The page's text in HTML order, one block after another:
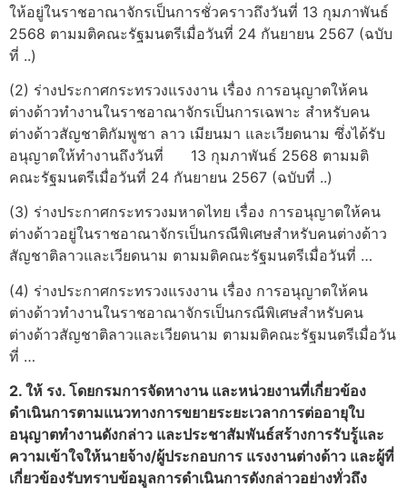
ให้อยู่ในราชอาณาจักรเป็นการชั่วคราวถึงวันที่ 13 กุมภาพันธ์
2568 ตามมติคณะรัฐมนตรีเมื่อวันที่ 24 กันยายน 2567 (ฉบับ
ที่ ..)
(2) ร่างประกาศกระทรวงแรงงาน เรื่อง การอนุญาตให้คน
ต่างด้าวทำงานในราชอาณาจักรเป็นการเฉพาะ สำหรับคน
ต่างด้าวสัญชาติกัมพูชา ลาว เมียนมา และเวียดนาม ซึ่งได้รับ
อนุญาตให้ทำงานถึงวันที่ 13 กุมภาพันธ์ 2568 ตามมติ
คณะรัฐมนตรีเมื่อวันที่ 24 กันยายน 2567 (ฉบับที่ ..)
(3) ร่างประกาศกระทรวงมหาดไทย เรื่อง การอนุญาตให้คน
ต่างด้าวอยู่ในราชอาณาจักรเป็นกรณีพิเศษสำหรับคนต่างด้าว
สัญชาติลาวและเวียดนาม ตามมติคณะรัฐมนตรีเมื่อวันที่ …
(4) ร่างประกาศกระทรวงแรงงาน เรื่อง การอนุญาตให้คน
ต่างด้าวทำงานในราชอาณาจักรเป็นกรณีพิเศษสำหรับคน
ต่างด้าวสัญชาติลาวและเวียดนาม ตามมติคณะรัฐมนตรีเมื่อวัน
ที่ …
2. ให้ รง. โดยกรมการจัดหางาน และหน่วยงานที่เกี่ยวข้อง
ดำเนินการตามแนวทางการขยายระยะเวลาการต่ออายุใบ
อนุญาตทำงานดังกล่าว และประชาสัมพันธ์สร้างการรับรู้และ
ความเข้าใจให้นายจ้าง/ผู้ประกอบการ แรงงานต่างด้าว และผู้ที่
เกี่ยวข้องรับทราบข้อมูลการดำเนินการดังกล่าวอย่างทั่วถึง